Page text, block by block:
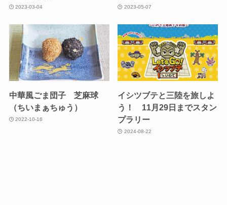
2023-03-04 2023-05-07
中華風ごま団子 芝麻球
（ちいまぁちゅう）
2022-10-16
イシツブテと三陸を旅しよ
う！ 11月29日までスタン
プラリー
2024-08-22